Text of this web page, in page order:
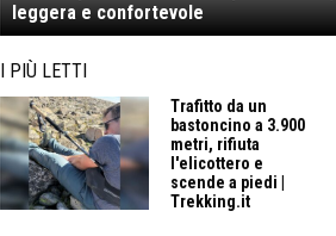
leggera e confortevole
I PIÙ LETTI
Trafitto da un
bastoncino a 3.900
metri, rifiuta
l'elicottero e
scende a piedi |
Trekking.it